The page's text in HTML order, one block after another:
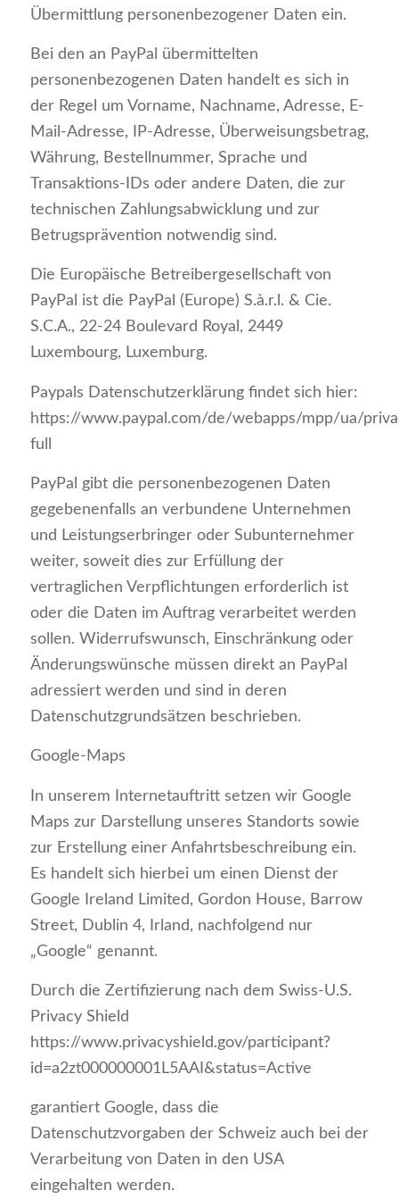
Übermittlung personenbezogener Daten ein.
Bei den an PayPal übermittelten
personenbezogenen Daten handelt es sich in
der Regel um Vorname, Nachname, Adresse, E-
Mail-Adresse, IP-Adresse, Überweisungsbetrag,
Währung, Bestellnummer, Sprache und
Transaktions-IDs oder andere Daten, die zur
technischen Zahlungsabwicklung und zur
Betrugsprävention notwendig sind.
Die Europäische Betreibergesellschaft von
PayPal ist die PayPal (Europe) S.à.r.l. & Cie.
S.C.A., 22-24 Boulevard Royal, 2449
Luxembourg, Luxemburg.
Paypals Datenschutzerklärung findet sich hier:
https://www.paypal.com/de/webapps/mpp/ua/
full
PayPal gibt die personenbezogenen Daten
gegebenenfalls an verbundene Unternehmen
und Leistungserbringer oder Subunternehmer
weiter, soweit dies zur Erfüllung der
vertraglichen Verpflichtungen erforderlich ist
oder die Daten im Auftrag verarbeitet werden
sollen. Widerrufswunsch, Einschränkung oder
Änderungswünsche müssen direkt an PayPal
adressiert werden und sind in deren
Datenschutzgrundsätzen beschrieben.
Google-Maps
In unserem Internetauftritt setzen wir Google
Maps zur Darstellung unseres Standorts sowie
zur Erstellung einer Anfahrtsbeschreibung ein.
Es handelt sich hierbei um einen Dienst der
Google Ireland Limited, Gordon House, Barrow
Street, Dublin 4, Irland, nachfolgend nur
„Google“ genannt.
Durch die Zertifizierung nach dem Swiss-U.S.
Privacy Shield
https://www.privacyshield.gov/participant?
id=a2zt000000001L5AAI&status=Active
garantiert Google, dass die
Datenschutzvorgaben der Schweiz auch bei der
Verarbeitung von Daten in den USA
eingehalten werden.